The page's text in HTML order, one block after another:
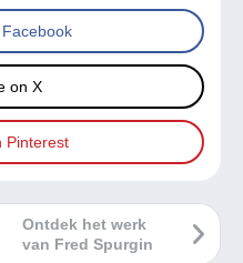
on X
Pinterest
Ontdek het werk
van Fred Spurgin